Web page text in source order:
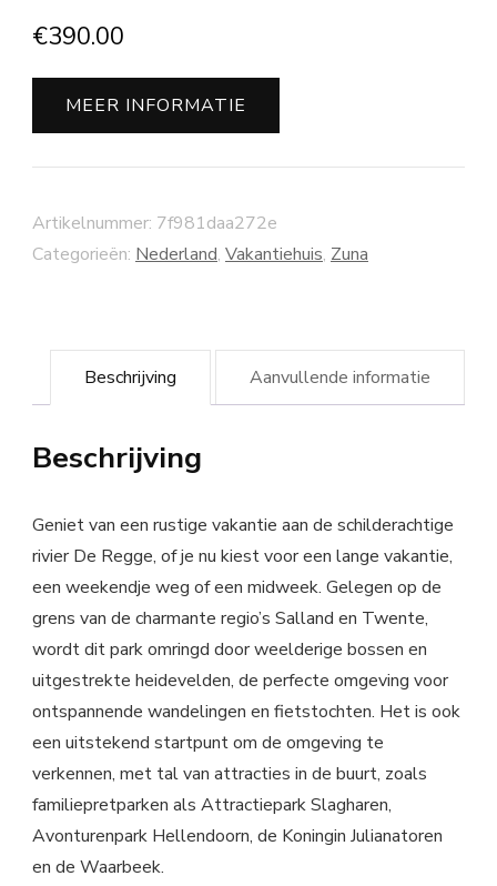
€390.00
MEER INFORMATIE
Artikelnummer: 7f981daa272e
Categorieën: Nederland, Vakantiehuis, Zuna
Beschrijving Aanvullende informatie
Beschrijving
Geniet van een rustige vakantie aan de schilderachtige
rivier De Regge, of je nu kiest voor een lange vakantie,
een weekendje weg of een midweek. Gelegen op de
grens van de charmante regio’s Salland en Twente,
wordt dit park omringd door weelderige bossen en
uitgestrekte heidevelden, de perfecte omgeving voor
ontspannende wandelingen en fietstochten. Het is ook
een uitstekend startpunt om de omgeving te
verkennen, met tal van attracties in de buurt, zoals
familiepretparken als Attractiepark Slagharen,
Avonturenpark Hellendoorn, de Koningin Julianatoren
en de Waarbeek.